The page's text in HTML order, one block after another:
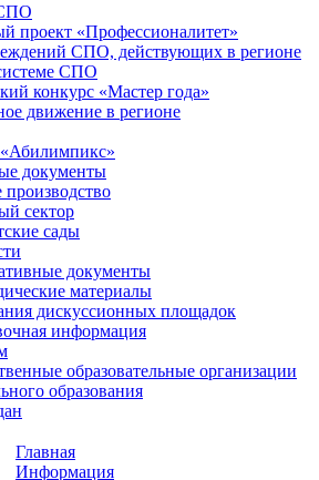
проект «Профессионалитет»
СПО, действующих в регионе
СПО
конкурс «Мастер года»
движение в регионе
документы
сектор
сады
документы
материалы
дискуссионных площадок
информация
образовательные организации
образования
Главная
Информация